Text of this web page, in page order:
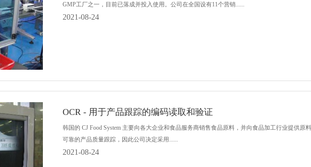
GMP工厂之一，目前已落成并投入使用。公司在全国设有11个营销......
2021-08-24
OCR - 用于产品跟踪的编码读取和验证
韩国的 CJ Food System 主要向各大企业和食品服务商销售食品原料，并向食品加工行业提供原
可靠的产品质量跟踪，因此公司决定采用......
2021-08-24